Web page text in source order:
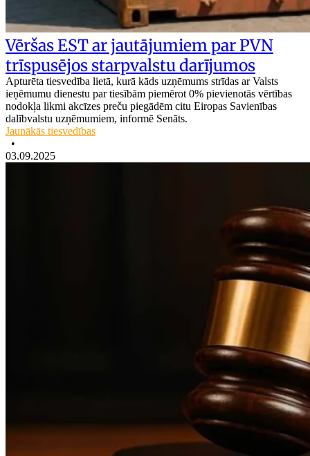
Vēršas EST ar jautājumiem par PVN
trīspusējos starpvalstu darījumos
Apturēta tiesvedība lietā, kurā kāds uzņēmums strīdas ar Valsts
ieņēmumu dienestu par tiesībām piemērot 0% pievienotās vērtības
nodokļa likmi akcīzes preču piegādēm citu Eiropas Savienības
dalībvalstu uzņēmumiem, informē Senāts.
Jaunākās tiesvedības
•
03.09.2025